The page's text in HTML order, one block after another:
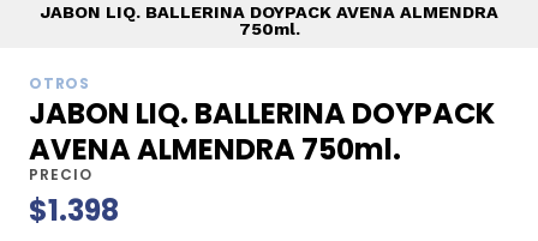
JABON LIQ. BALLERINA DOYPACK AVENA ALMENDRA
750ml.
OTROS
JABON LIQ. BALLERINA DOYPACK
AVENA ALMENDRA 750ml.
PRECIO
$1.398